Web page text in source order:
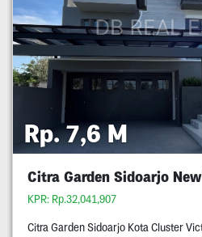
Rp. 7,6 M
Citra Garden Sidoarjo
KPR: Rp.32,041,907
Citra Garden Sidoarjo Kota Cluster